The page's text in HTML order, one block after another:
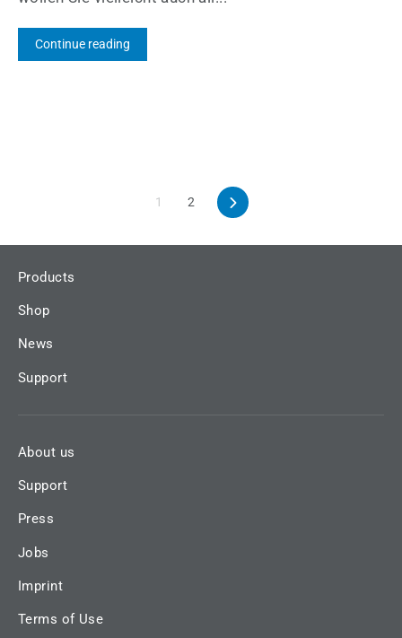
Continue reading
1 2 Next
Products
Shop
News
Support
About us
Support
Press
Jobs
Imprint
Terms of Use